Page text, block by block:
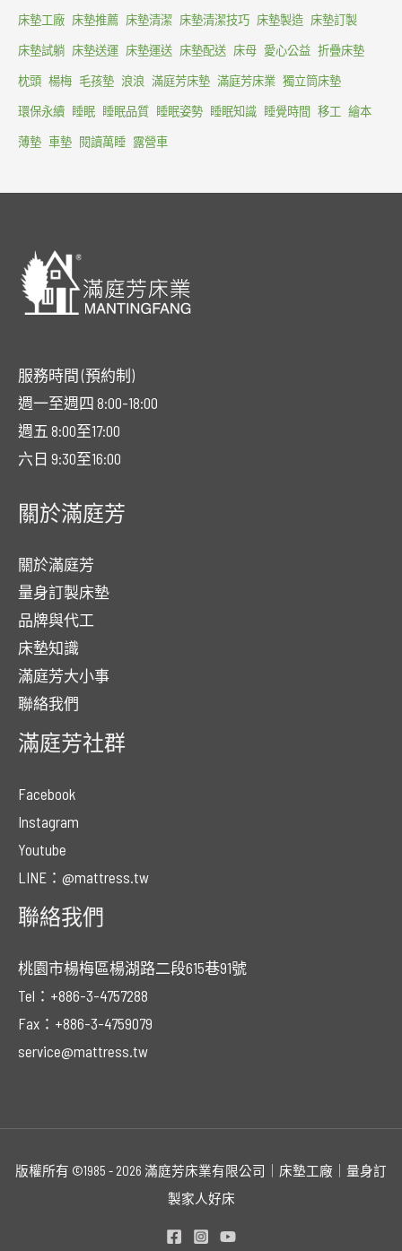
床墊工廠 床墊推薦 床墊清潔 床墊清潔技巧 床墊製造 床墊訂製
床墊試躺 床墊送運 床墊運送 床墊配送 床母 愛心公益 折疊床墊
枕頭 楊梅 毛孩墊 浪浪 滿庭芳床墊 滿庭芳床業 獨立筒床墊
環保永續 睡眠 睡眠品質 睡眠姿勢 睡眠知識 睡覺時間 移工 繪本
薄墊 車墊 閱讀萬睡 露營車
服務時間 (預約制)
週一至週四 8:00-18:00
週五 8:00至17:00
六日 9:30至16:00
關於滿庭芳
關於滿庭芳
量身訂製床墊
品牌與代工
床墊知識
滿庭芳大小事
聯絡我們
滿庭芳社群
Facebook
Instagram
Youtube
LINE：@mattress.tw
聯絡我們
桃園市楊梅區楊湖路二段615巷91號
Tel：+886-3-4757288
Fax：+886-3-4759079
service@mattress.tw
版權所有 ©1985 - 2026 滿庭芳床業有限公司｜床墊工廠｜量身訂
製家人好床